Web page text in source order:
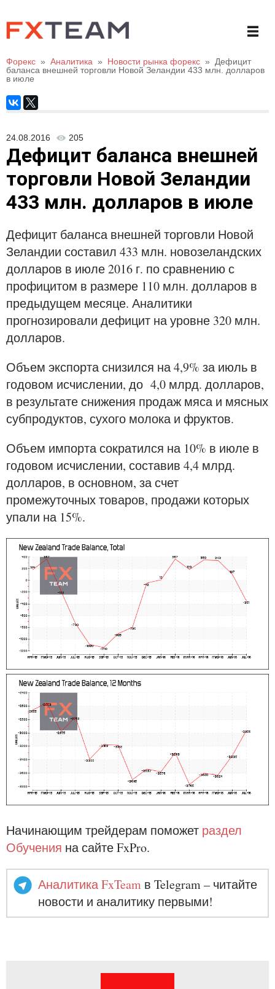
Форекс » Аналитика » Новости рынка форекс »
Дефицит
баланса внешней торговли Новой Зеландии 433 млн. долларов
в июле
24.08.2016 205
Дефицит баланса внешней
торговли Новой Зеландии
433 млн. долларов в июле
Дефицит баланса внешней торговли Новой
Зеландии составил 433 млн. новозеландских
долларов в июле 2016 г. по сравнению с
профицитом в размере 110 млн. долларов в
предыдущем месяце. Аналитики
прогнозировали дефицит на уровне 320 млн.
долларов.
Объем экспорта снизился на 4,9% за июль в
годовом исчислении, до 4,0 млрд. долларов,
в результате снижения продаж мяса и мясных
субпродуктов, сухого молока и фруктов.
Объем импорта сократился на 10% в июле в
годовом исчислении, составив 4,4 млрд.
долларов, в основном, за счет
промежуточных товаров, продажи которых
упали на 15%.
Начинающим трейдерам поможет раздел
Обучения на сайте FxPro.
Аналитика FxTeam в Telegram – читайте
новости и аналитику первыми!